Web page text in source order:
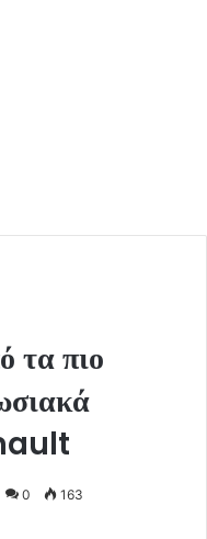
τα πιο
0 163